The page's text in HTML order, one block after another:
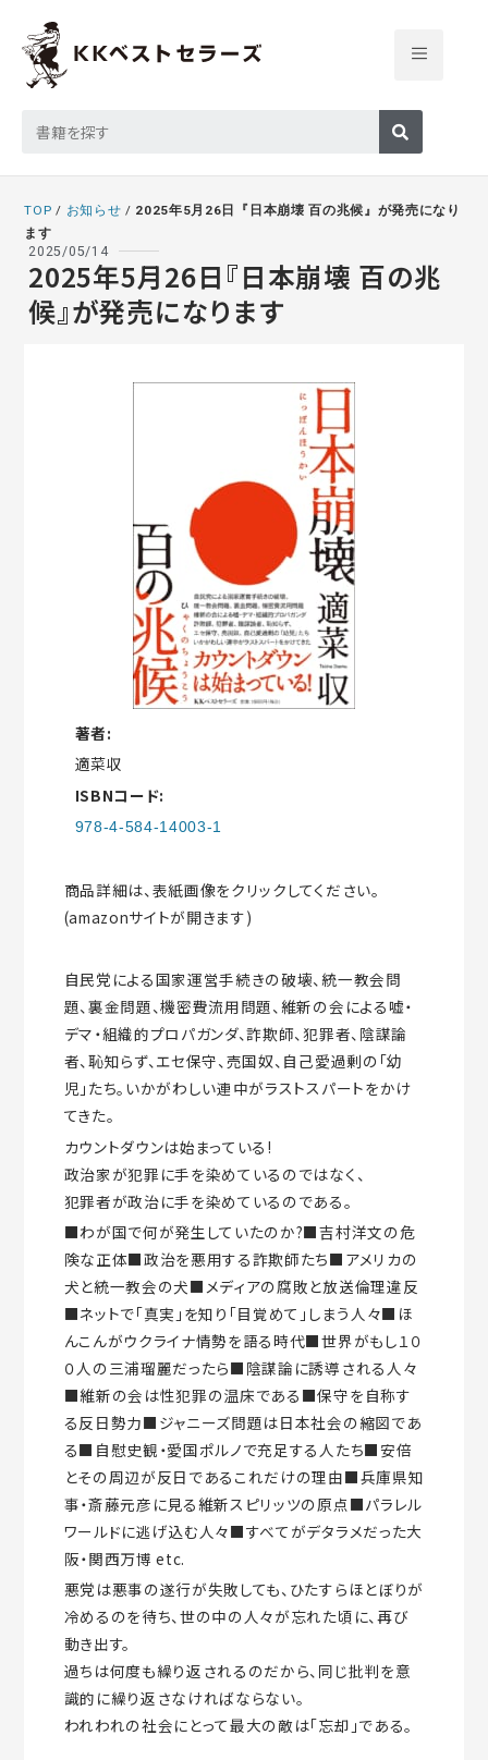
TOP / お知らせ / 2025年5月26日『日本崩壊 百の兆候』が発売になり
ます
2025/05/14
2025年5月26日『日本崩壊 百の兆
候』が発売になります
著者:
適菜収
ISBNコード:
978-4-584-14003-1
商品詳細は、表紙画像をクリックしてください。
(amazonサイトが開きます)
自民党による国家運営手続きの破壊、統一教会問
題、裏金問題、機密費流用問題、維新の会による嘘・
デマ・組織的プロパガンダ、詐欺師、犯罪者、陰謀論
者、恥知らず、エセ保守、売国奴、自己愛過剰の「幼
児」たち。いかがわしい連中がラストスパートをかけ
てきた。
カウントダウンは始まっている!
政治家が犯罪に手を染めているのではなく、
犯罪者が政治に手を染めているのである。
■わが国で何が発生していたのか?■吉村洋文の危
険な正体■政治を悪用する詐欺師たち■アメリカの
犬と統一教会の犬■メディアの腐敗と放送倫理違反
■ネットで「真実」を知り「目覚めて」しまう人々■ほ
んこんがウクライナ情勢を語る時代■世界がもし１０
０人の三浦瑠麗だったら■陰謀論に誘導される人々
■維新の会は性犯罪の温床である■保守を自称す
る反日勢力■ジャニーズ問題は日本社会の縮図であ
る■自慰史観・愛国ポルノで充足する人たち■安倍
とその周辺が反日であるこれだけの理由■兵庫県知
事・斎藤元彦に見る維新スピリッツの原点■パラレル
ワールドに逃げ込む人々■すべてがデタラメだった大
阪・関西万博 etc.
悪党は悪事の遂行が失敗しても、ひたすらほとぼりが
冷めるのを待ち、世の中の人々が忘れた頃に、再び
動き出す。
過ちは何度も繰り返されるのだから、同じ批判を意
識的に繰り返さなければならない。
われわれの社会にとって最大の敵は「忘却」である。